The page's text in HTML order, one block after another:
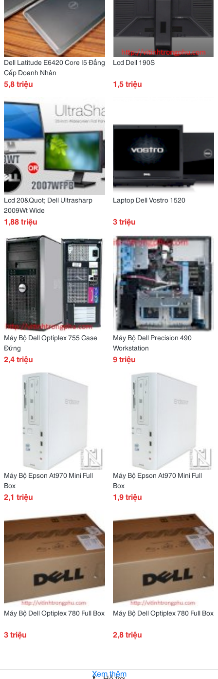
Dell Latitude E6420 Core I5 Đẳng
Cấp Doanh Nhân
5,8 triệu
Lcd Dell 190S
1,5 triệu
Lcd 20&Quot; Dell Ultrasharp
2009Wt Wide
1,88 triệu
Laptop Dell Vostro 1520
3 triệu
Máy Bộ Dell Optiplex 755 Case
Đứng
2,4 triệu
Máy Bộ Dell Precision 490
Workstation
9 triệu
Máy Bộ Epson At970 Mini Full
Box
2,1 triệu
Máy Bộ Epson At970 Mini Full
Box
1,9 triệu
Máy Bộ Dell Optiplex 780 Full Box
3 triệu
Máy Bộ Dell Optiplex 780 Full Box
2,8 triệu
Xem thêm